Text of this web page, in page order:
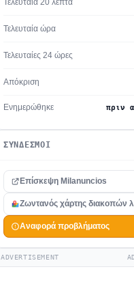
Τελευταία ώρα
Τελευταίες 24 ώρες
Απόκριση
Ενημερώθηκε πριν
ΣΎΝΔΕΣΜΟΙ
Επίσκεψη Milanuncios
Ζωντανός χάρτης διακοπών
Αναφορά προβλήματος
ADVERTISEMENT